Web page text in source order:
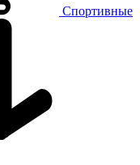
Спортивные